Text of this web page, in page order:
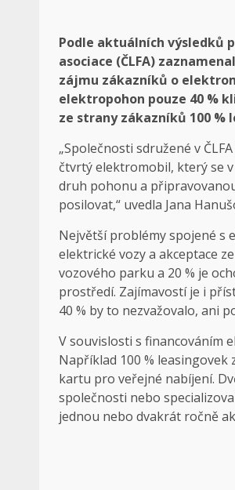
Podle aktuálních výsledků
asociace (ČLFA)
zájmu zákazníků o
elektropohon pouze 40 %
ze strany zákazníků 100 %
„Společnosti sdružené v
čtvrtý elektromobil, který se
druh pohonu a
posilovat,“ uvedla Jana
Největší problémy spojené s
elektrické vozy a akceptace
vozového parku a 20 % je
prostředí. Zajímavostí je i
40 % by to nezvažovalo, ani
V souvislosti s financováním
Například 100 %
kartu pro veřejné nabíjení.
společnosti nebo
jednou nebo dvakrát ročně